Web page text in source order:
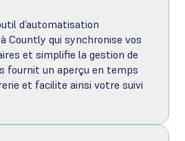
d’automatisation
Countly qui synchronise vos
et simplifie la gestion de
fournit un aperçu en temps
et facilite ainsi votre suivi